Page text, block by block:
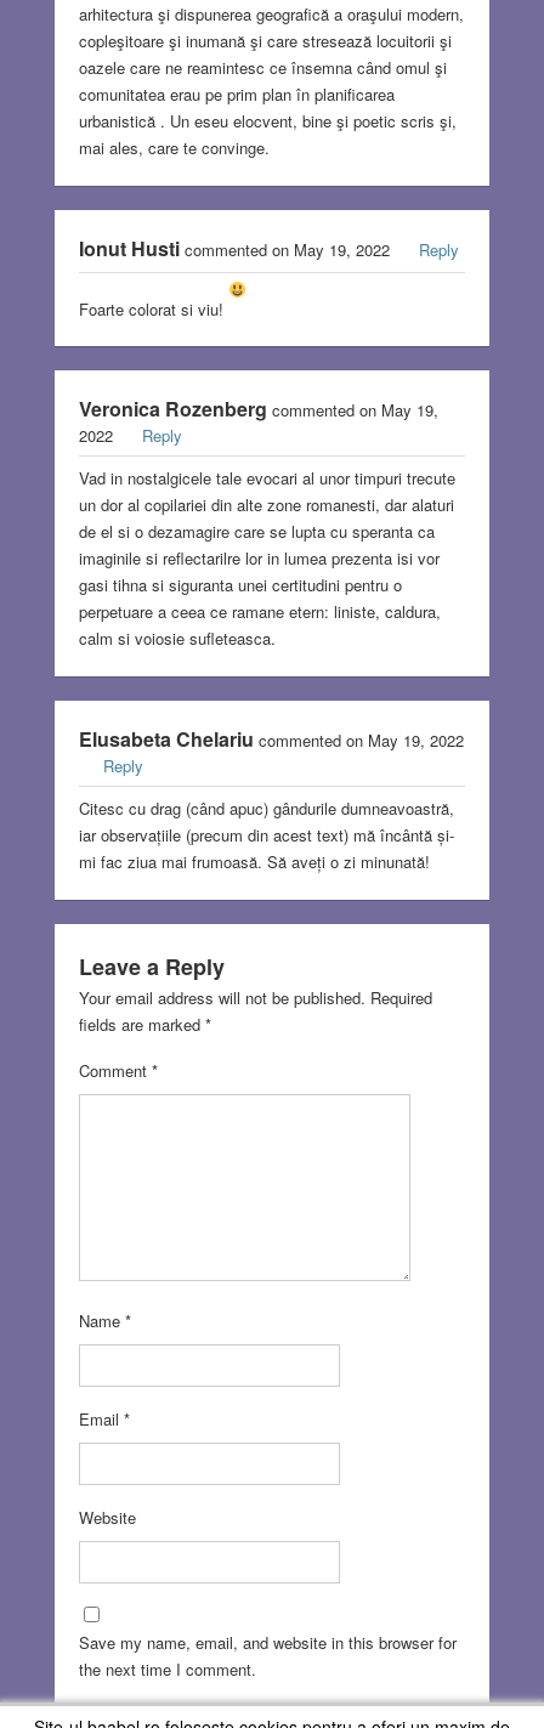
arhitectura şi dispunerea geografică a oraşului modern,
copleşitoare şi inumană şi care stresează locuitorii şi
oazele care ne reamintesc ce însemna când omul şi
comunitatea erau pe prim plan în planificarea
urbanistică . Un eseu elocvent, bine şi poetic scris şi,
mai ales, care te convinge.
Ionut Husticommented on May 19, 2022 Reply
Foarte colorat si viu!
Veronica Rozenberg commented on May 19,
2022
Reply
Vad in nostalgicele tale evocari al unor timpuri trecute
un dor al copilariei din alte zone romanesti, dar alaturi
de el si o dezamagire care se lupta cu speranta ca
imaginile si reflectarilre lor in lumea prezenta isi vor
gasi tihna si siguranta unei certitudini pentru o
perpetuare a ceea ce ramane etern: liniste, caldura,
calm si voiosie sufleteasca.
Elusabeta Chelariu commented on May 19, 2022
Reply
Citesc cu drag (când apuc) gândurile dumneavoastră,
iar observațiile (precum din acest text) mă încântă și-
mi fac ziua mai frumoasă. Să aveți o zi minunată!
Leave a Reply
Your email address will not be published. Required
fields are marked *
Comment *
Name *
Email *
Website
Save my name, email, and website in this browser for
the next time I comment.